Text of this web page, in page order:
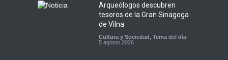
Arqueólogos descubren
tesoros de la Gran Sinagoga
de Vilna
Cultura y Sociedad, Tema del día
5 agosto 2026